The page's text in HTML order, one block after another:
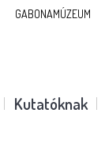
GABONAMÚZEUM
Kutatóknak